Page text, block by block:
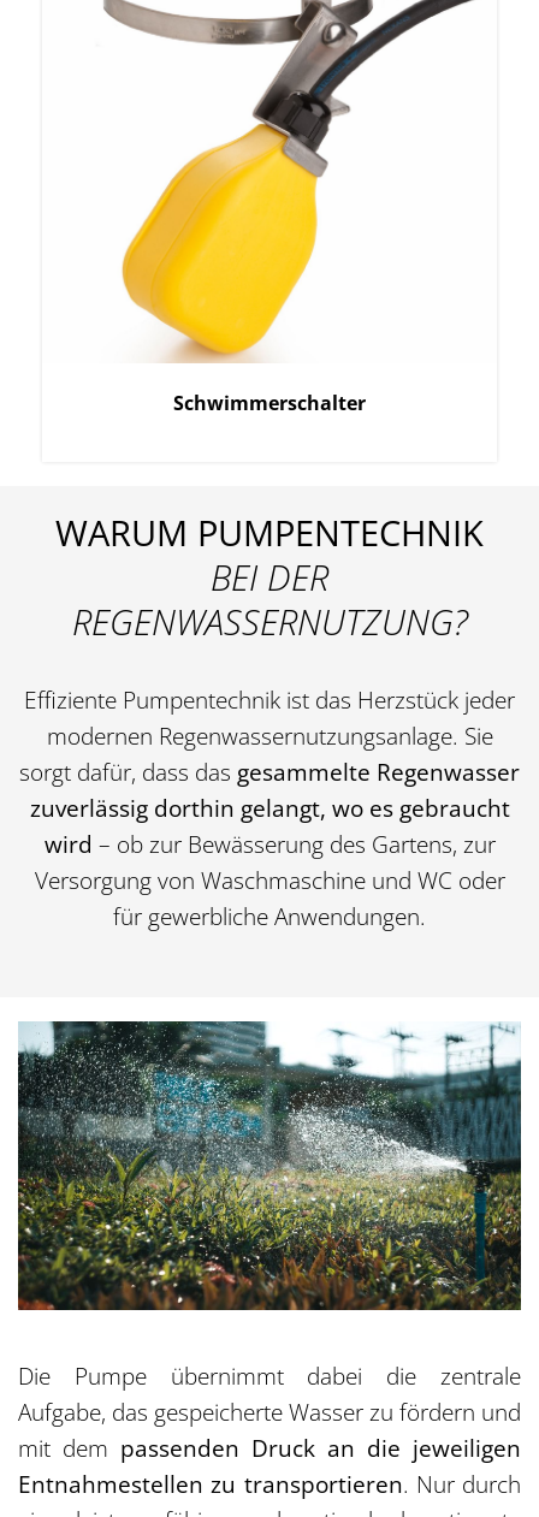
Schwimmerschalter
WARUM PUMPENTECHNIK
BEI DER
REGENWASSERNUTZUNG?
Effiziente Pumpentechnik ist das Herzstück jeder
modernen Regenwassernutzungsanlage. Sie
sorgt dafür, dass das gesammelte Regenwasser
zuverlässig dorthin gelangt, wo es gebraucht
wird – ob zur Bewässerung des Gartens, zur
Versorgung von Waschmaschine und WC oder
für gewerbliche Anwendungen.
Die Pumpe übernimmt dabei die zentrale
Aufgabe, das gespeicherte Wasser zu fördern und
mit dem passenden Druck an die jeweiligen
Entnahmestellen zu transportieren. Nur durch